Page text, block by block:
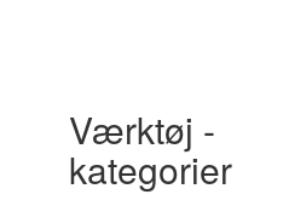
Værktøj -
kategorier